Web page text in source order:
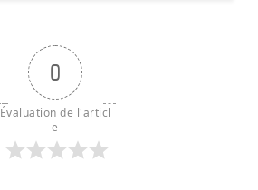
0
Évaluation de l'articl
e